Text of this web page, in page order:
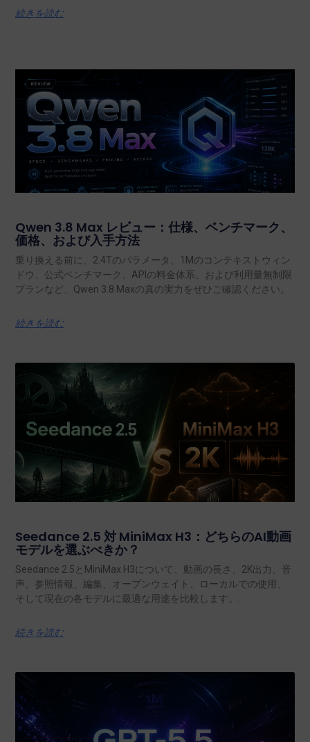
続きを読む
Qwen 3.8 Max レビュー：仕様、ベンチマーク、
価格、および入手方法
乗り換える前に、2.4Tのパラメータ、1Mのコンテキストウィン
ドウ、公式ベンチマーク、APIの料金体系、および利用量無制限
プランなど、Qwen 3.8 Maxの真の実力をぜひご確認ください。.
続きを読む
Seedance 2.5 対 MiniMax H3：どちらのAI動画
モデルを選ぶべきか？
Seedance 2.5とMiniMax H3について、動画の長さ、2K出力、音
声、参照情報、編集、オープンウェイト、ローカルでの使用、
そして現在の各モデルに最適な用途を比較します。.
続きを読む